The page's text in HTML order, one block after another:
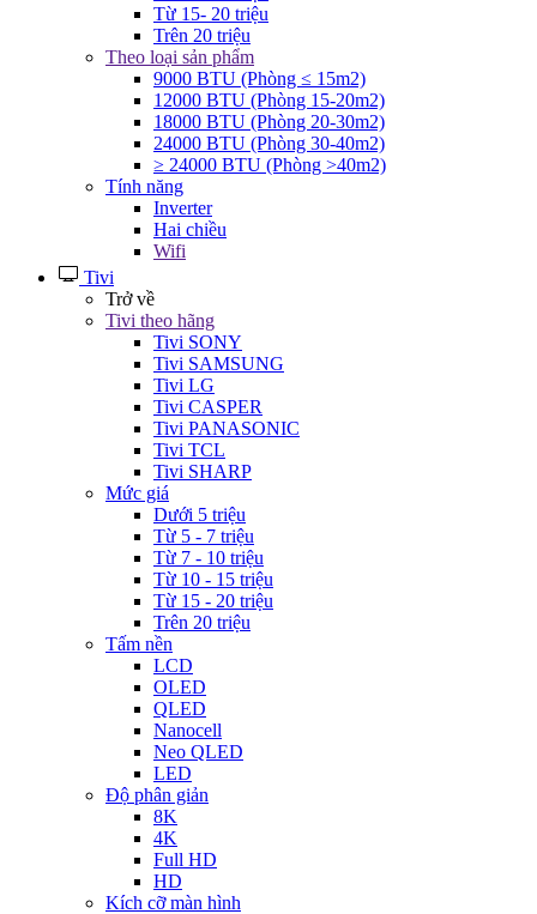
Từ 15- 20 triệu
Trên 20 triệu
Theo loại sản phẩm
9000 BTU (Phòng ≤ 15m2)
12000 BTU (Phòng 15-20m2)
18000 BTU (Phòng 20-30m2)
24000 BTU (Phòng 30-40m2)
≥ 24000 BTU (Phòng >40m2)
Tính năng
Inverter
Hai chiều
Wifi
Tivi
Trở về
Tivi theo hãng
Tivi SONY
Tivi SAMSUNG
Tivi LG
Tivi CASPER
Tivi PANASONIC
Tivi TCL
Tivi SHARP
Mức giá
Dưới 5 triệu
Từ 5 - 7 triệu
Từ 7 - 10 triệu
Từ 10 - 15 triệu
Từ 15 - 20 triệu
Trên 20 triệu
Tấm nền
LCD
OLED
QLED
Nanocell
Neo QLED
LED
Độ phân giản
8K
4K
Full HD
HD
Kích cỡ màn hình